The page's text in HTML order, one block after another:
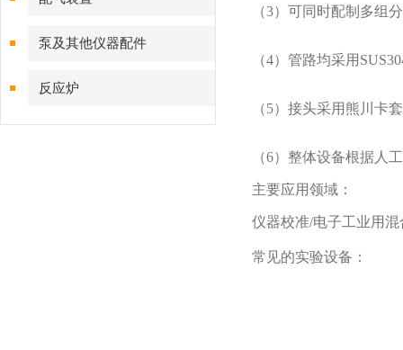
泵及其他仪器配件
反应炉
（3）可同时配制多组
（4）管路均采用
（5）接头采用熊川卡
（6）整体设备根据人
主要应用领域：
仪器校准/电子工业用
常见的实验设备：